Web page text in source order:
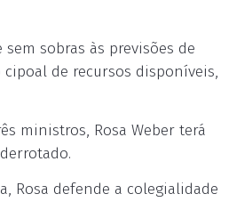
sobras às previsões de
de recursos disponíveis,
ministros, Rosa Weber terá
Rosa defende a colegialidade